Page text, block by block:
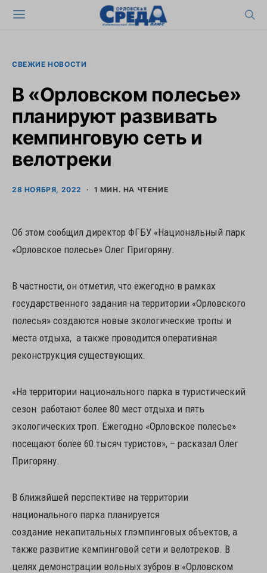
СВЕЖИЕ НОВОСТИ
В «Орловском полесье»
планируют развивать
кемпинговую сеть и
велотреки
28 НОЯБРЯ, 2022 1 МИН. НА ЧТЕНИЕ
Об этом сообщил директор ФГБУ «Национальный парк
«Орловское полесье» Олег Пригоряну.
В частности, он отметил, что ежегодно в рамках
государственного задания на территории «Орловского
полесья» создаются новые экологические тропы и
места отдыха, а также проводится оперативная
реконструкция существующих.
«На территории национального парка в туристический
сезон работают более 80 мест отдыха и пять
экологических троп. Ежегодно «Орловское полесье»
посещают более 60 тысяч туристов», – расказал Олег
Пригоряну.
В ближайшей перспективе на территории
национального парка планируется
создание некапитальных глэмпинговых объектов, а
также развитие кемпинговой сети и велотреков. В
целях демонстрации вольных зубров в «Орловском